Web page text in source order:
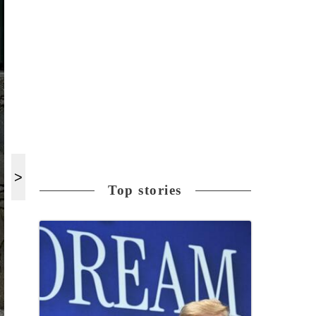
Top stories